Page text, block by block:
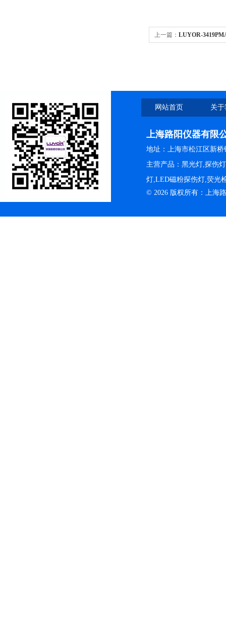
上一篇： LUYOR-
网站首页 关
上海路阳仪器有限
地址：上海市松江区新桥
主营产品：黑光灯,探伤
灯,LED磁粉探伤灯,荧光
© 2026 版权所有：上海